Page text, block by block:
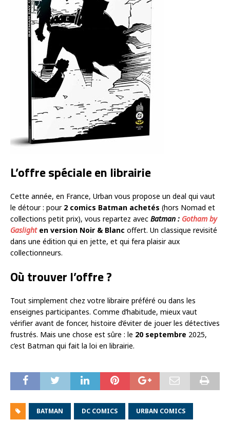
L’offre spéciale en librairie
Cette année, en France, Urban vous propose un deal qui vaut
le détour : pour 2 comics Batman achetés (hors Nomad et
collections petit prix), vous repartez avec Batman : Gotham by
Gaslighten version Noir & Blanc offert. Un classique revisité
dans une édition qui en jette, et qui fera plaisir aux
collectionneurs.
Où trouver l’offre ?
Tout simplement chez votre libraire préféré ou dans les
enseignes participantes. Comme d’habitude, mieux vaut
vérifier avant de foncer, histoire d’éviter de jouer les détectives
frustrés. Mais une chose est sûre : le 20 septembre 2025,
c’est Batman qui fait la loi en librairie.
BATMAN DC COMICS URBAN COMICS